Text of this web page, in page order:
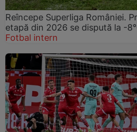
Reîncepe Superliga României.
etapă din 2026 se dispută la -
Fotbal intern